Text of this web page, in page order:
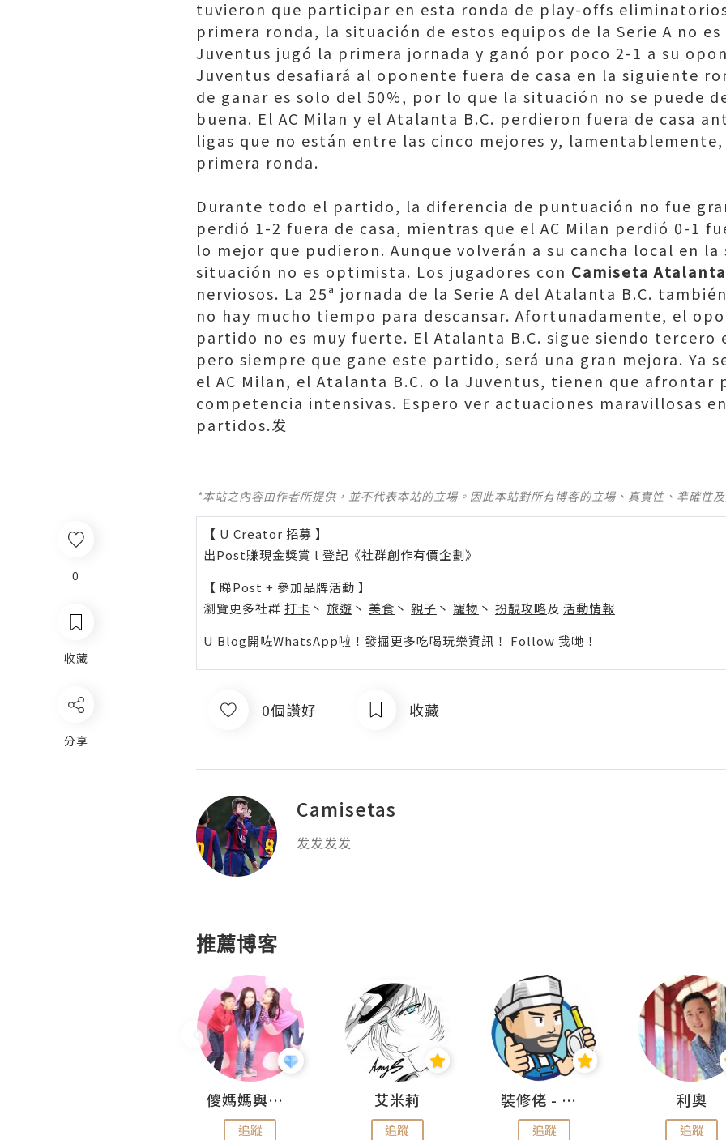
0
收藏
分享
tuvieron que participar en esta ronda de play-offs
primera ronda, la situación de estos equipos de la Serie A no
Juventus jugó la primera jornada y ganó por poco 2-1 a su
Juventus desafiará al oponente fuera de casa en la siguiente
de ganar es solo del 50%, por lo que la situación no se puede
buena. El AC Milan y el Atalanta B.C. perdieron fuera de casa
ligas que no están entre las cinco mejores y,
primera ronda.
Durante todo el partido, la diferencia de puntuación no fue
perdió 1-2 fuera de casa, mientras que el AC Milan perdió 0-1
lo mejor que pudieron. Aunque volverán a su cancha local en
situación no es optimista. Los jugadores con Camiseta
nerviosos. La 25ª jornada de la Serie A del Atalanta B.C.
no hay mucho tiempo para descansar. Afortunadamente, el
partido no es muy fuerte. El Atalanta B.C. sigue siendo tercero
pero siempre que gane este partido, será una gran mejora. Ya
el AC Milan, el Atalanta B.C. o la Juventus, tienen que afrontar
competencia intensivas. Espero ver actuaciones maravillosas
partidos.发
*本站之內容由作者所提供，並不代表本站的立場。因此本站對所有博客的立場、真實性、準確性
【 U Creator 招募 】
出Post賺現金獎賞 l 登記《社群創作有價企劃》
【 睇Post + 參加品牌活動 】
瀏覽更多社群 打卡 丶 旅遊 丶 美食 丶 親子 丶 寵物 丶 扮靚攻略及 活動情報
U Blog開咗WhatsApp啦！發掘更多吃喝玩樂資訊！ Follow 我哋 ！
0個讚好 收藏
Camisetas
发发发发
推薦博客
儍媽媽與兩隻小魔怪之家
追蹤
艾米莉
追蹤
裝修佬 - 香港一站式網上裝修平台
追蹤
利奧
追蹤